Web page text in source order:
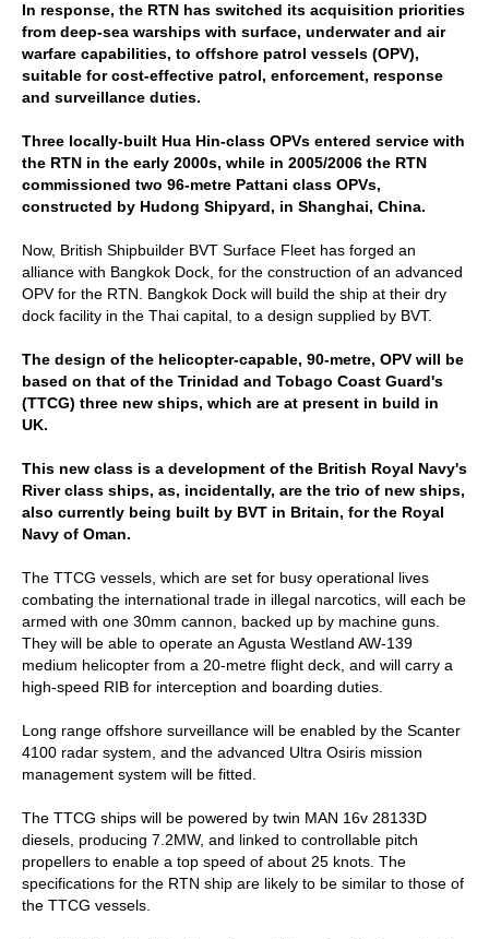
In response, the RTN has switched its acquisition priorities
from deep-sea warships with surface, underwater and air
warfare capabilities, to offshore patrol vessels (OPV),
suitable for cost-effective patrol, enforcement, response
and surveillance duties.
Three locally-built Hua Hin-class OPVs entered service with
the RTN in the early 2000s, while in 2005/2006 the RTN
commissioned two 96-metre Pattani class OPVs,
constructed by Hudong Shipyard, in Shanghai, China.
Now, British Shipbuilder BVT Surface Fleet has forged an
alliance with Bangkok Dock, for the construction of an advanced
OPV for the RTN. Bangkok Dock will build the ship at their dry
dock facility in the Thai capital, to a design supplied by BVT.
The design of the helicopter-capable, 90-metre, OPV will be
based on that of the Trinidad and Tobago Coast Guard's
(TTCG) three new ships, which are at present in build in
UK.
This new class is a development of the British Royal Navy's
River class ships, as, incidentally, are the trio of new ships,
also currently being built by BVT in Britain, for the Royal
Navy of Oman.
The TTCG vessels, which are set for busy operational lives
combating the international trade in illegal narcotics, will each be
armed with one 30mm cannon, backed up by machine guns.
They will be able to operate an Agusta Westland AW-139
medium helicopter from a 20-metre flight deck, and will carry a
high-speed RIB for interception and boarding duties.
Long range offshore surveillance will be enabled by the Scanter
4100 radar system, and the advanced Ultra Osiris mission
management system will be fitted.
The TTCG ships will be powered by twin MAN 16v 28133D
diesels, producing 7.2MW, and linked to controllable pitch
propellers to enable a top speed of about 25 knots. The
specifications for the RTN ship are likely to be similar to those of
the TTCG vessels.